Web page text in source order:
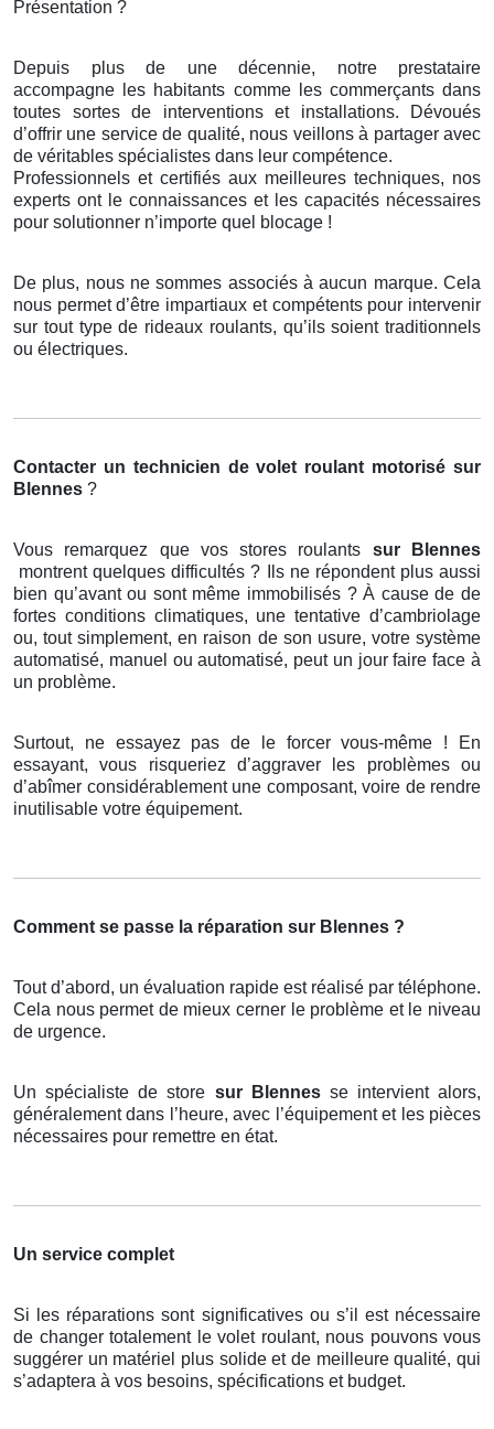
Présentation ?
Depuis plus de une décennie, notre prestataire
accompagne les habitants comme les commerçants dans
toutes sortes de interventions et installations. Dévoués
d’offrir une service de qualité, nous veillons à partager avec
de véritables spécialistes dans leur compétence.
Professionnels et certifiés aux meilleures techniques, nos
experts ont le connaissances et les capacités nécessaires
pour solutionner n’importe quel blocage !
De plus, nous ne sommes associés à aucun marque. Cela
nous permet d’être impartiaux et compétents pour intervenir
sur tout type de rideaux roulants, qu’ils soient traditionnels
ou électriques.
Contacter un technicien de volet roulant motorisé sur
Blennes ?
Vous remarquez que vos stores roulants sur Blennes
montrent quelques difficultés ? Ils ne répondent plus aussi
bien qu’avant ou sont même immobilisés ? À cause de de
fortes conditions climatiques, une tentative d’cambriolage
ou, tout simplement, en raison de son usure, votre système
automatisé, manuel ou automatisé, peut un jour faire face à
un problème.
Surtout, ne essayez pas de le forcer vous-même ! En
essayant, vous risqueriez d’aggraver les problèmes ou
d’abîmer considérablement une composant, voire de rendre
inutilisable votre équipement.
Comment se passe la réparation sur Blennes ?
Tout d’abord, un évaluation rapide est réalisé par téléphone.
Cela nous permet de mieux cerner le problème et le niveau
de urgence.
Un spécialiste de store sur Blennes se intervient alors,
généralement dans l’heure, avec l’équipement et les pièces
nécessaires pour remettre en état.
Un service complet
Si les réparations sont significatives ou s’il est nécessaire
de changer totalement le volet roulant, nous pouvons vous
suggérer un matériel plus solide et de meilleure qualité, qui
s’adaptera à vos besoins, spécifications et budget.